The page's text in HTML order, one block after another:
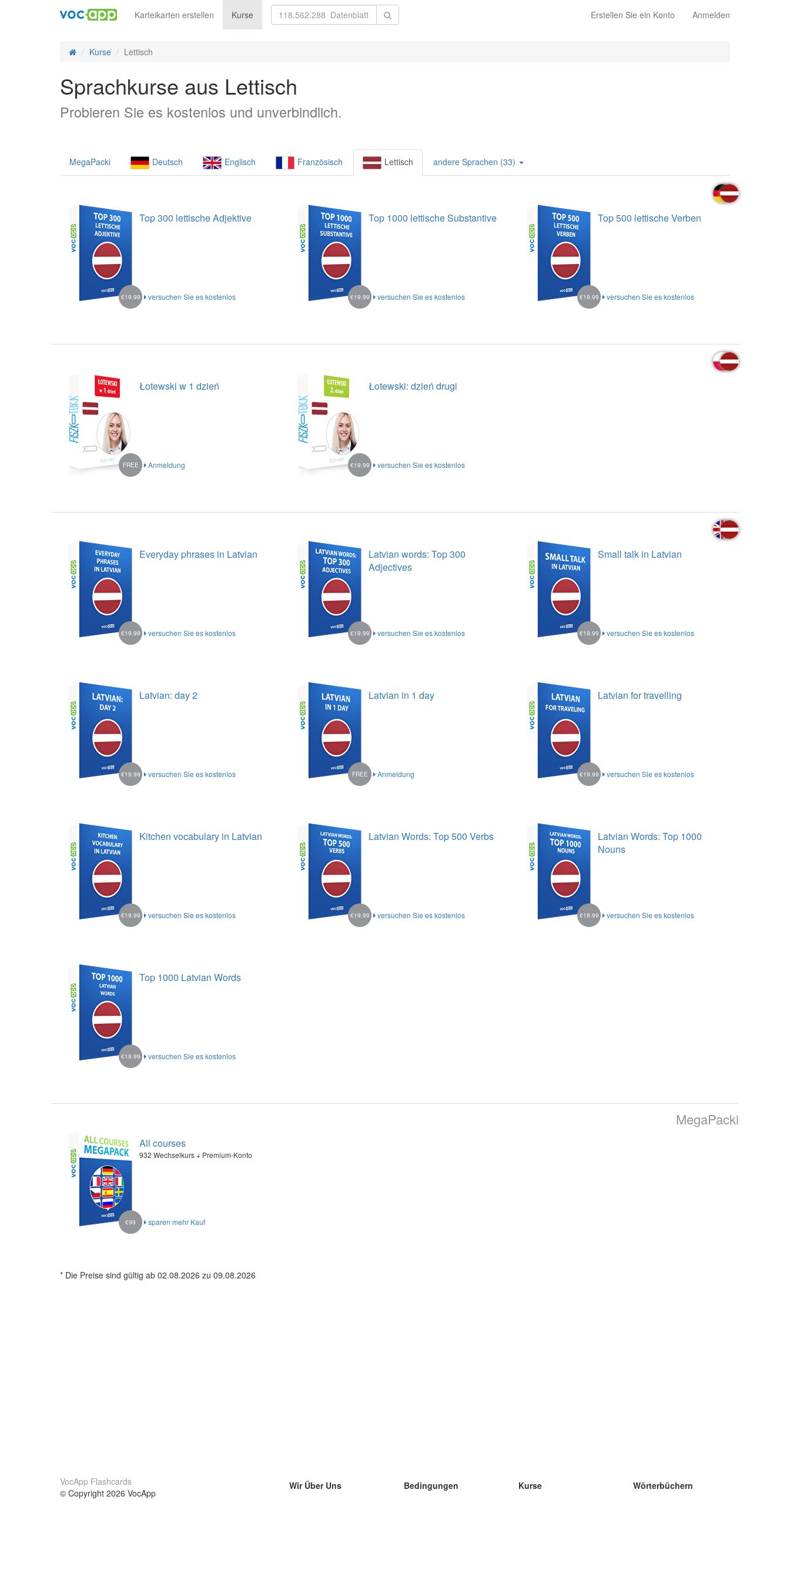
Erstellen Sie ein Konto Anmelden
Karteikarten erstellen Kurse
Kurse Lettisch
Sprachkurse aus Lettisch
Probieren Sie es kostenlos und unverbindlich.
MegaPacki Deutsch Englisch Französisch Lettisch andere Sprachen (33)
Top 300 lettische Adjektive
versuchen Sie es kostenlos
€19.99
Top 1000 lettische Substantive
versuchen Sie es kostenlos
€19.99
Top 500 lettische Verben
versuchen Sie es kostenlos
€19.99
Łotewski w 1 dzień
Anmeldung
FREE
Łotewski: dzień drugi
versuchen Sie es kostenlos
€19.99
Everyday phrases in Latvian
versuchen Sie es kostenlos
€19.99
Latvian words: Top 300
Adjectives
versuchen Sie es kostenlos
€19.99
Small talk in Latvian
versuchen Sie es kostenlos
€19.99
Latvian: day 2
versuchen Sie es kostenlos
€19.99
Latvian in 1 day
Anmeldung
FREE
Latvian for travelling
versuchen Sie es kostenlos
€19.99
Kitchen vocabulary in Latvian
versuchen Sie es kostenlos
€19.99
Latvian Words: Top 500 Verbs
versuchen Sie es kostenlos
€19.99
Latvian Words: Top 1000
Nouns
versuchen Sie es kostenlos
€19.99
Top 1000 Latvian Words
versuchen Sie es kostenlos
€19.99
MegaPacki
All courses
932 Wechselkurs + Premium-Konto
sparen mehr Kauf
€99
* Die Preise sind gültig ab 02.08.2026 zu 09.08.2026
VocApp Flashcards
© Copyright 2026 VocApp
Wir Über Uns
Bedingungen
Kurse
Wörterbüchern